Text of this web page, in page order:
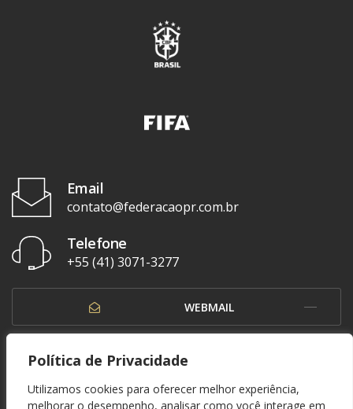
Política de Privacidade
Utilizamos cookies para oferecer melhor experiência,
melhorar o desempenho, analisar como você interage em
Email
contato@federacaopr.com.br
Telefone
+55 (41) 3071-3277
WEBMAIL
OUVIDORIA